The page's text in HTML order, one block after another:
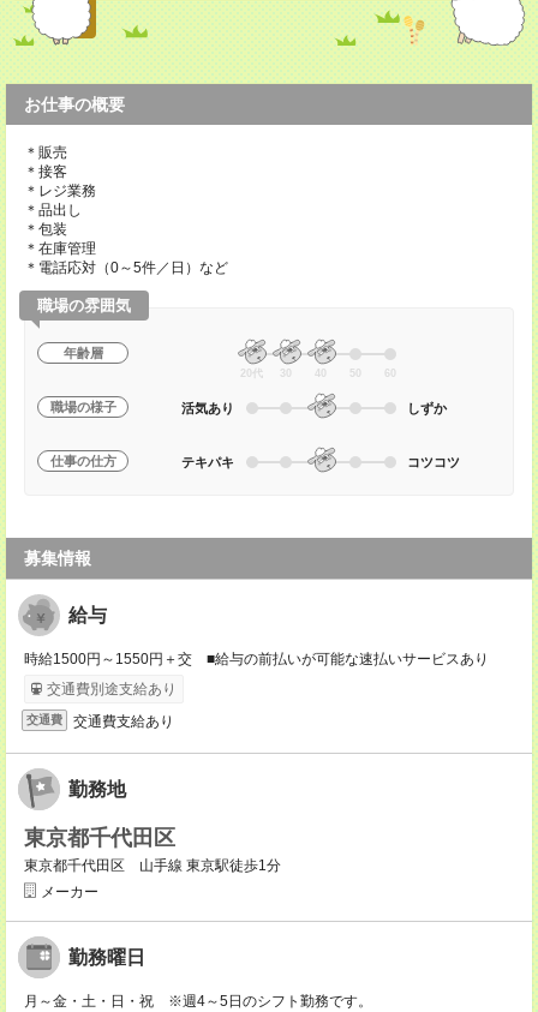
お仕事の概要
＊販売
＊接客
＊レジ業務
＊品出し
＊包装
＊在庫管理
＊電話応対（0～5件／日）など
職場の雰囲気
年齢層
20代 30 40 50 60
職場の様子 活気あり しずか
仕事の仕方 テキパキ コツコツ
募集情報
給与
時給1500円～1550円＋交 ■給与の前払いが可能な速払いサービスあり
交通費別途支給あり
交通費 交通費支給あり
勤務地
東京都千代田区
東京都千代田区 山手線 東京駅徒歩1分
メーカー
勤務曜日
月～金・土・日・祝 ※週4～5日のシフト勤務です。